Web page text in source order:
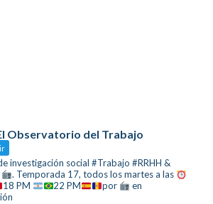
Observatorio del Trabajo
investigación social #Trabajo #RRHH &
. Temporada 17, todos los martes a las
18 PM 22 PM por
en